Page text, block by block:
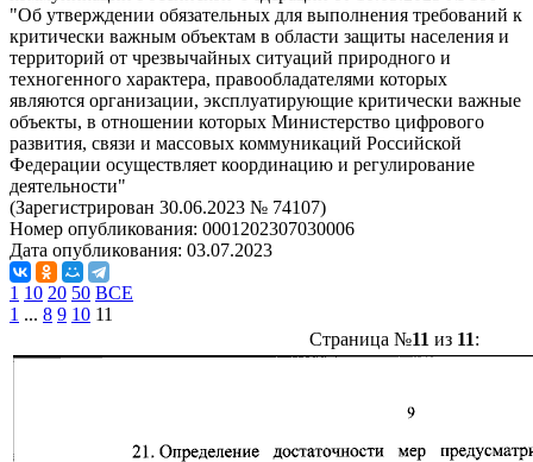
"Об утверждении обязательных для выполнения требований к
критически важным объектам в области защиты населения и
территорий от чрезвычайных ситуаций природного и
техногенного характера, правообладателями которых
являются организации, эксплуатирующие критически важные
объекты, в отношении которых Министерство цифрового
развития, связи и массовых коммуникаций Российской
Федерации осуществляет координацию и регулирование
деятельности"
(Зарегистрирован 30.06.2023 № 74107)
Номер опубликования: 0001202307030006
Дата опубликования: 03.07.2023
1 10 20 50 ВСЕ
1 ... 8 9 10 11
Страница №11 из 11: